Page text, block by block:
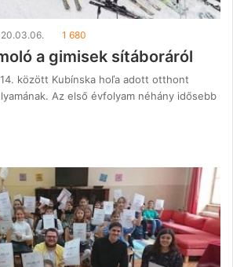
1 680
a gimisek sítáboráról
Kubínska hoľa adott otthont
Az első évfolyam néhány idősebb